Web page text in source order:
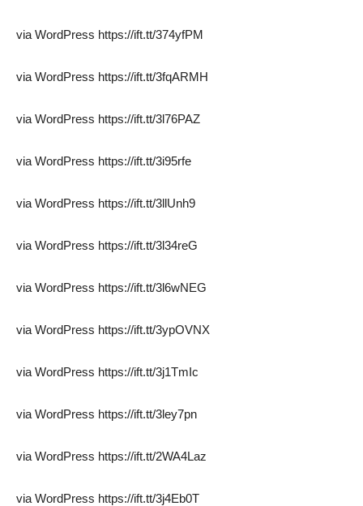
via WordPress https://ift.tt/374yfPM
via WordPress https://ift.tt/3fqARMH
via WordPress https://ift.tt/3l76PAZ
via WordPress https://ift.tt/3i95rfe
via WordPress https://ift.tt/3llUnh9
via WordPress https://ift.tt/3l34reG
via WordPress https://ift.tt/3l6wNEG
via WordPress https://ift.tt/3ypOVNX
via WordPress https://ift.tt/3j1TmIc
via WordPress https://ift.tt/3ley7pn
via WordPress https://ift.tt/2WA4Laz
via WordPress https://ift.tt/3j4Eb0T